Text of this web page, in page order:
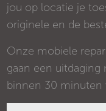
jou op locatie je
originele en de
Onze mobiele
gaan een
binnen 30 minuten